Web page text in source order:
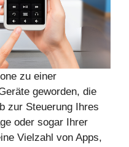
zu einer
geworden, die
zur Steuerung Ihres
oder sogar Ihrer
Vielzahl von Apps,